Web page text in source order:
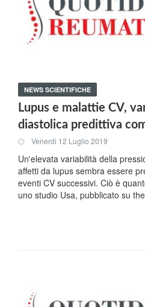
NEWS SCIENTIFICHE
Lupus e malattie CV,
diastolica predittiva
Venerdi 12 Luglio 2019
Un'elevata variabilità della
affetti da lupus sembra essere
eventi CV successivi. Ciò è
uno studio Usa, pubblicato su